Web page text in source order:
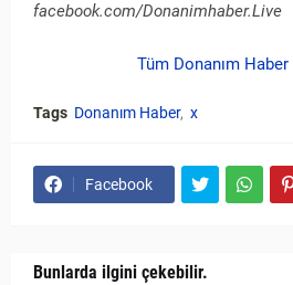
facebook.com/Donanimhaber.Live
Tüm Donanım Haber
Tags Donanım Haber x
Facebook
Bunlarda ilgini çekebilir.